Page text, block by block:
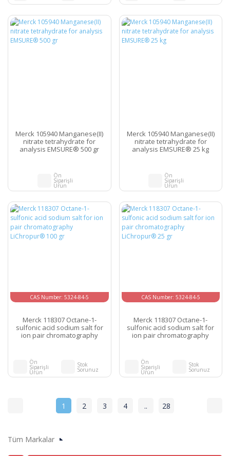
Merck 105940 Manganese(II)
nitrate tetrahydrate for
analysis EMSURE® 500 gr
Ön
Siparişli
Ürün
Merck 105940 Manganese(II)
nitrate tetrahydrate for
analysis EMSURE® 25 kg
Ön
Siparişli
Ürün
CAS Number: 5324-84-5
Merck 118307 Octane-1-
sulfonic acid sodium salt for
ion pair chromatography
Ön
Siparişli
Ürün
Stok
Sorunuz
CAS Number: 5324-84-5
Merck 118307 Octane-1-
sulfonic acid sodium salt for
ion pair chromatography
Ön
Siparişli
Ürün
Stok
Sorunuz
1 2 3 4 .. 28
Tüm Markalar